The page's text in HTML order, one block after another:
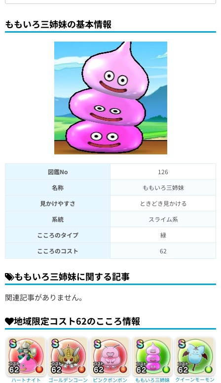
ももいろ三姉妹の基本情報
図鑑No
126
名称
ももいろ三姉妹
見かけやすさ
ときどき見かける
系統
スライム系
こころのタイプ
緑
こころのコスト
62
ももいろ三姉妹に関する記事
関連記事がありません。
地域限定コスト62のこころ情報
ハートナイト ゴールデンコーン ピンクボンボン ももいろ三姉妹 クイーンモーモン